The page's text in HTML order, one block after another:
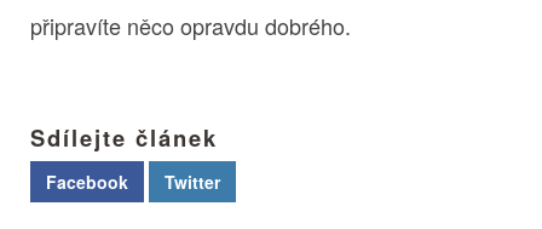
připravíte něco opravdu dobrého.
Sdílejte článek
Facebook Twitter